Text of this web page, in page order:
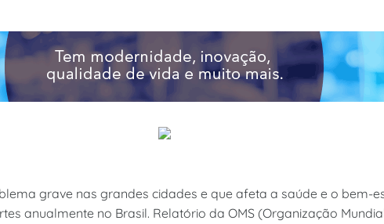
grave nas grandes cidades e que afeta a saúde e o bem-
anualmente no Brasil. Relatório da OMS (Organização